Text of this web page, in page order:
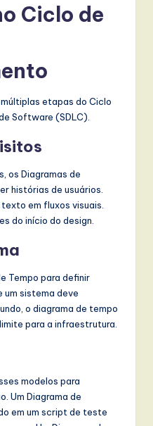
Ciclo de
etapas do Ciclo
Software (SDLC).
os Diagramas de
histórias de usuários.
em fluxos visuais.
do início do design.
Tempo para definir
um sistema deve
o diagrama de tempo
para a infraestrutura.
modelos para
Um Diagrama de
em um script de teste